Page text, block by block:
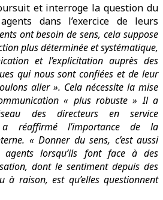
et interroge la question du
dans l’exercice de leurs
ont besoin de sens, cela suppose
plus déterminée et systématique,
et l’explicitation auprès des
qui nous sont confiées et de leur
aller ». Cela nécessite la mise
« plus robuste » Il a
des directeurs en service
réaffirmé l’importance de la
« Donner du sens, c’est aussi
agents lorsqu’ils font face à des
dont le sentiment depuis des
raison, est qu’elles questionnent